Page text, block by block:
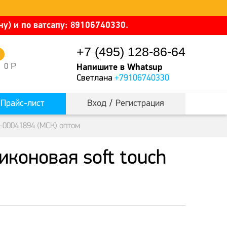
и по ватсапу: 89106740330.
0 Р
+7 (495) 128-86-64
Напишите в Whatsup
Светлана +79106740330
Прайс-лист Вход / Регистрация
00041894 (МСК) оптом
soft touch